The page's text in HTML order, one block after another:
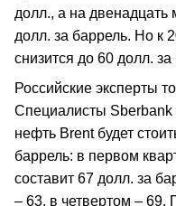
долл., а на двенадцать
долл. за баррель. Но к
снизится до 60 долл.
Российские эксперты
Специалисты Sberbank
нефть Brent будет
баррель: в первом
составит 67 долл. за
– 63, в четвертом – 69.